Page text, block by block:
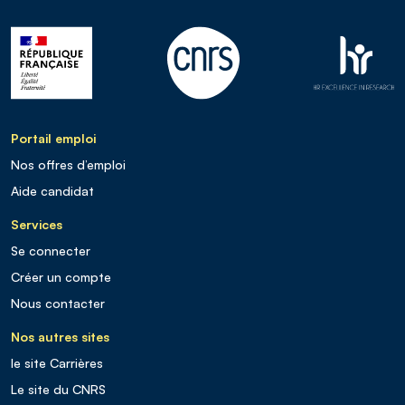
Portail emploi
Nos offres d’emploi
Aide candidat
Services
Se connecter
Créer un compte
Nous contacter
Nos autres sites
le site Carrières
Le site du CNRS